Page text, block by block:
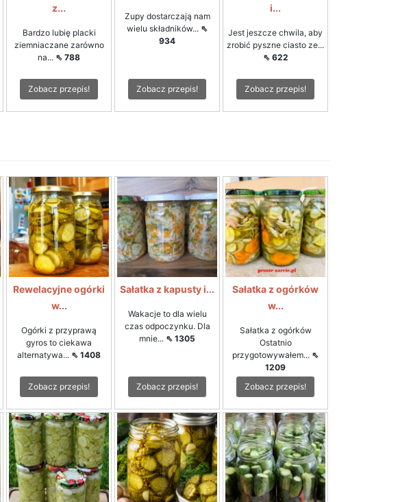
z...
Bardzo lubię placki
ziemniaczane zarówno
na... ⇖ 788
Zobacz przepis!
Zupy dostarczają nam
wielu składników... ⇖
934
Zobacz przepis!
i...
Jest jeszcze chwila, aby
zrobić pyszne ciasto ze...
⇖ 622
Zobacz przepis!
Rewelacyjne ogórki
w...
Ogórki z przyprawą
gyros to ciekawa
alternatywa... ⇖ 1408
Zobacz przepis!
Sałatka z kapusty i...
Wakacje to dla wielu
czas odpoczynku. Dla
mnie... ⇖ 1305
Zobacz przepis!
Sałatka z ogórków
w...
Sałatka z ogórków
Ostatnio
przygotowywałem... ⇖
1209
Zobacz przepis!